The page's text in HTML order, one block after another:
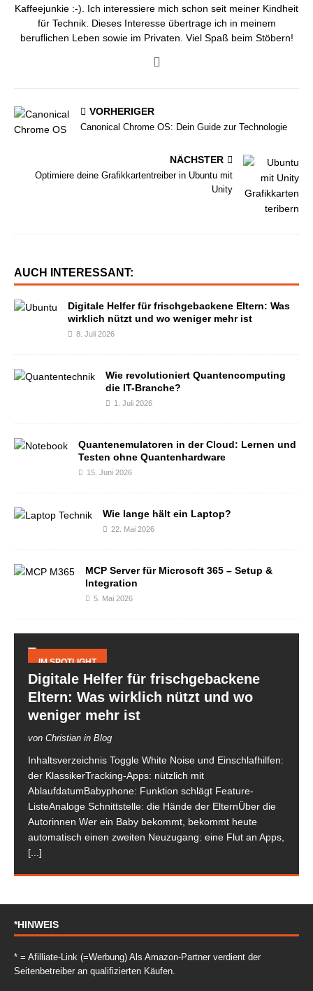
Kaffeejunkie :-). Ich interessiere mich schon seit meiner Kindheit
für Technik. Dieses Interesse übertrage ich in meinem
beruflichen Leben sowie im Privaten. Viel Spaß beim Stöbern!
VORHERIGER
Canonical Chrome OS: Dein Guide zur Technologie
NÄCHSTER
Optimiere deine Grafikkartentreiber in Ubuntu mit
Unity
AUCH INTERESSANT:
Digitale Helfer für frischgebackene Eltern: Was
wirklich nützt und wo weniger mehr ist
8. Juli 2026
Wie revolutioniert Quantencomputing
die IT-Branche?
1. Juli 2026
Quantenemulatoren in der Cloud: Lernen und
Testen ohne Quantenhardware
15. Juni 2026
Wie lange hält ein Laptop?
22. Mai 2026
MCP Server für Microsoft 365 – Setup &
Integration
5. Mai 2026
IM SPOTLIGHT
Digitale Helfer für frischgebackene
Eltern: Was wirklich nützt und wo
weniger mehr ist
von Christian in Blog
Inhaltsverzeichnis Toggle White Noise und Einschlafhilfen:
der KlassikerTracking-Apps: nützlich mit
AblaufdatumBabyphone: Funktion schlägt Feature-
ListeAnaloge Schnittstelle: die Hände der ElternÜber die
Autorinnen Wer ein Baby bekommt, bekommt heute
automatisch einen zweiten Neuzugang: eine Flut an Apps,
[...]
*HINWEIS
* = Afilliate-Link (=Werbung) Als Amazon-Partner verdient der
Seitenbetreiber an qualifizierten Käufen.